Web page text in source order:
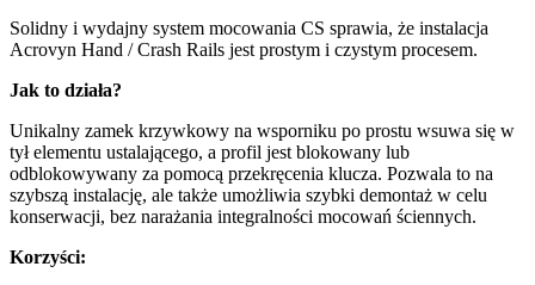
Solidny i wydajny system mocowania CS sprawia, że instalacja
Acrovyn Hand / Crash Rails jest prostym i czystym procesem.
Jak to działa?
Unikalny zamek krzywkowy na wsporniku po prostu wsuwa się w
tył elementu ustalającego, a profil jest blokowany lub
odblokowywany za pomocą przekręcenia klucza. Pozwala to na
szybszą instalację, ale także umożliwia szybki demontaż w celu
konserwacji, bez narażania integralności mocowań ściennych.
Korzyści: